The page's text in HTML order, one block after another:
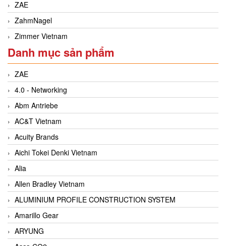
ZAE
ZahmNagel
Zimmer Vietnam
Danh mục sản phẩm
ZAE
4.0 - Networking
Abm Antriebe
AC&T Vietnam
Acuity Brands
Aichi Tokei Denki Vietnam
Alia
Allen Bradley Vietnam
ALUMINIUM PROFILE CONSTRUCTION SYSTEM
Amarillo Gear
ARYUNG